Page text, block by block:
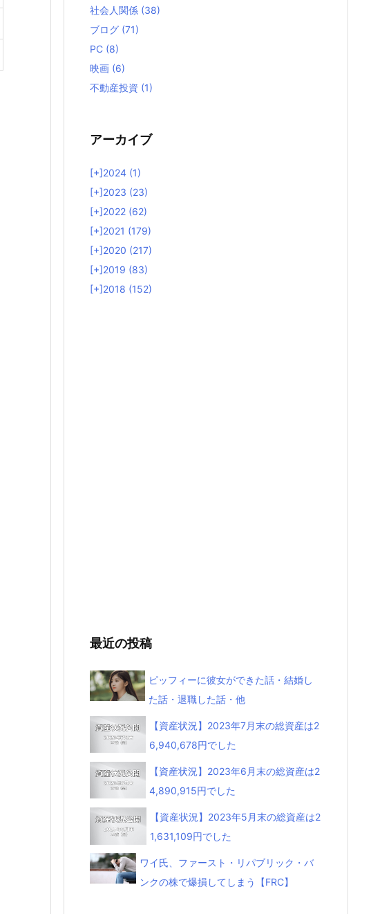
社会人関係 (38)
ブログ (71)
PC (8)
映画 (6)
不動産投資 (1)
アーカイブ
[+]2024 (1)
[+]2023 (23)
[+]2022 (62)
[+]2021 (179)
[+]2020 (217)
[+]2019 (83)
[+]2018 (152)
最近の投稿
ピッフィーに彼女ができた話・結婚し
た話・退職した話・他
【資産状況】2023年7月末の総資産は2
6,940,678円でした
【資産状況】2023年6月末の総資産は2
4,890,915円でした
【資産状況】2023年5月末の総資産は2
1,631,109円でした
ワイ氏、ファースト・リパブリック・バ
ンクの株で爆損してしまう【FRC】